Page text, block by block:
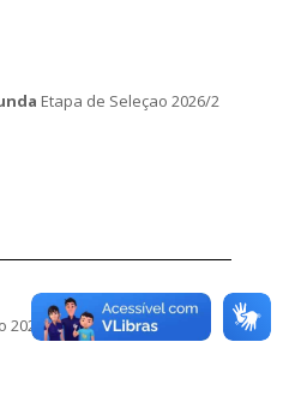
Etapa de Seleçao 2026/2
2026/1